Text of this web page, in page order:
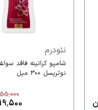
نئودرم
شامپو کراتینه فاقد
نوتریسل 300 میل
319,500